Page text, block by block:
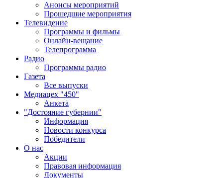
Анонсы мероприятий
Прошедшие мероприятия
Телевидение
Программы и фильмы
Онлайн-вещание
Телепрограмма
Радио
Программы радио
Газета
Все выпуски
Медиацех "450"
Анкета
"Достояние губернии"
Информация
Новости конкурса
Победители
О нас
Акции
Правовая информация
Документы